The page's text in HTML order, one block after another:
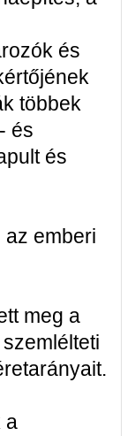
és
többek
és
és
az emberi
meg a
a